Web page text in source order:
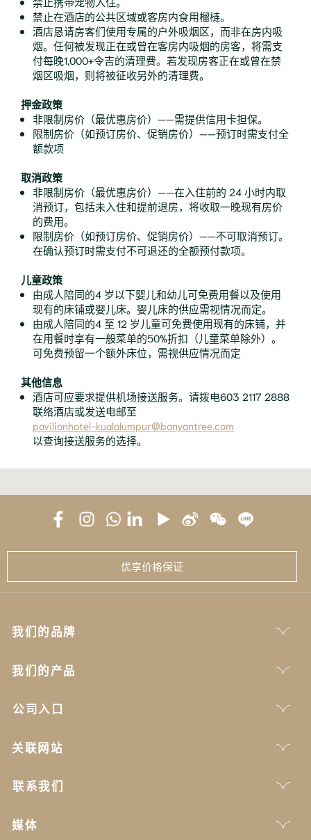
禁止在酒店的公共区域或客房内食用榴梿。
酒店恳请房客们使用专属的户外吸烟区，而非在房内吸
烟。任何被发现正在或曾在客房内吸烟的房客，将需支
付每晚1,000+令吉的清理费。若发现房客正在或曾在禁
烟区吸烟，则将被征收另外的清理费。
押金政策
非限制房价（最优惠房价）——需提供信用卡担保。
限制房价（如预订房价、促销房价）——预订时需支付全
额款项
取消政策
非限制房价（最优惠房价）——在入住前的 24 小时内取
消预订，包括未入住和提前退房，将收取一晚现有房价
的费用。
限制房价（如预订房价、促销房价）——不可取消预订。
在确认预订时需支付不可退还的全额预付款项。
儿童政策
由成人陪同的4 岁以下婴儿和幼儿可免费用餐以及使用
现有的床铺或婴儿床。婴儿床的供应需视情况而定。
由成人陪同的4 至 12 岁儿童可免费使用现有的床铺，并
在用餐时享有一般菜单的50%折扣（儿童菜单除外）。
可免费预留一个额外床位，需视供应情况而定
其他信息
酒店可应要求提供机场接送服务。请拨电603 2117 2888
联络酒店或发送电邮至
pavilionhotel-kualalumpur@banyantree.com
以查询接送服务的选择。
优享价格保证
我们的品牌
我们的产品
公司入口
关联网站
联系我们
媒体